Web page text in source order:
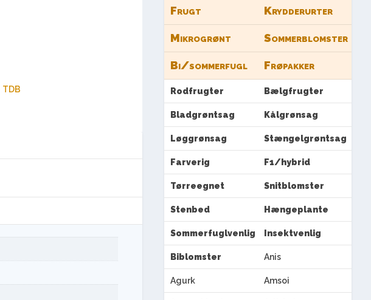
TDB
Frugt Krydderurter
Mikrogrønt Sommerblomster
Bi/sommerfugl Frøpakker
Rodfrugter Bælgfrugter
Bladgrøntsag Kålgrønsag
Løggrønsag Stængelgrøntsag
Farverig F1/hybrid
Tørreegnet Snitblomster
Stenbed Hængeplante
Sommerfuglvenlig Insektvenlig
Biblomster Anis
Agurk Amsoi